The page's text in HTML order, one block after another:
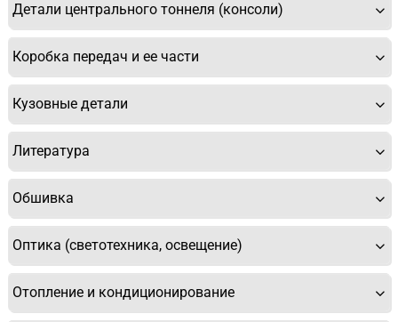
Детали центрального тоннеля (консоли)
Коробка передач и ее части
Кузовные детали
Литература
Обшивка
Оптика (светотехника, освещение)
Отопление и кондиционирование